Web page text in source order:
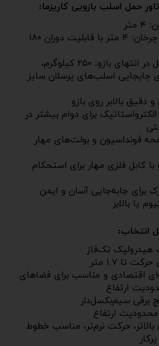
حمل اسلب بازویی کاریزما:
طول بازوی چرخان: ۴ متر با قابلیت دوران ۱۸۰
ظرفیت حمل در انتهای بازو: ۲۵۰ کیلوگرم،
جابجایی اسلب‌های پرسلان سایز
دقیق بالابر روی بازو
برای دوام بیشتر در
فونداسیون و بولت‌های مهار
با کابل فلزی مهار برای استحکام
برای جابه‌جایی آسان و ایمن
یا بالابر
انتخاب:
هیدرولیک تک‌فاز
تا ۱.۷ متر
اقتصادی و مناسب برای فضاهای
ارتفاع
برقی سیم‌بکسل‌دار
ارتفاع
بالاتر، حرکت نرم‌تر، مناسب خطوط